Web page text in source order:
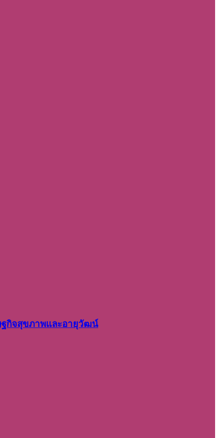
ฐกิจสุขภาพและอายุวัฒน์